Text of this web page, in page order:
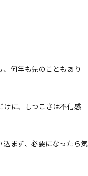
何年も先のこともあり
けに、しつこさは不信感
まず、必要になったら気